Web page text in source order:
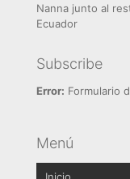
Nanna junto al
Ecuador
Subscribe
Error: Formulario
Menú
Inicio